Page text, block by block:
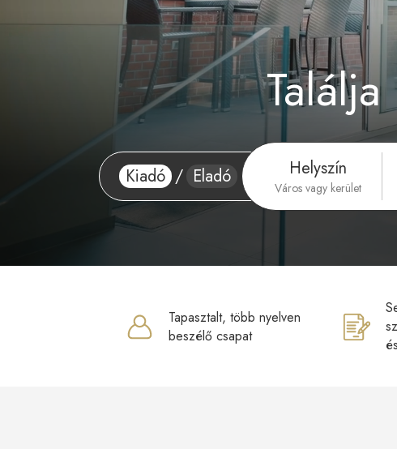
Kiadó / Eladó Helyszín
Város vagy kerület
Tapasztalt, több nyelven
beszélő csapat